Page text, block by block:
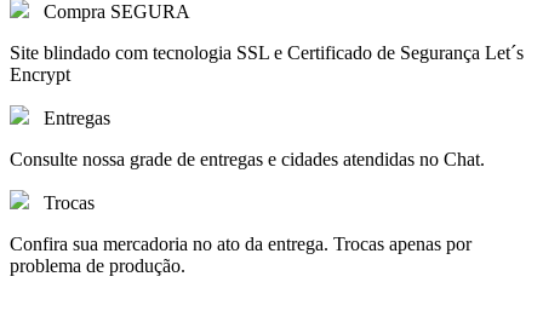
Compra SEGURA
Site blindado com tecnologia SSL e Certificado de Segurança Let´s
Encrypt
Entregas
Consulte nossa grade de entregas e cidades atendidas no Chat.
Trocas
Confira sua mercadoria no ato da entrega. Trocas apenas por
problema de produção.